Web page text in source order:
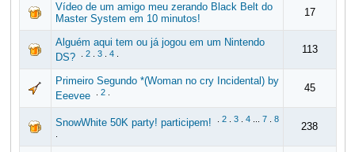
Vídeo de um amigo meu zerando Black Belt do
Master System em 10 minutos!
17
Alguém aqui tem ou já jogou em um Nintendo
DS?
2. 3. 4. 113
Primeiro Segundo *(Woman no cry Incidental) by
Eeevee
2. 45
SnowWhite 50K party! participem! 2. 3. 4... 7. 8
238